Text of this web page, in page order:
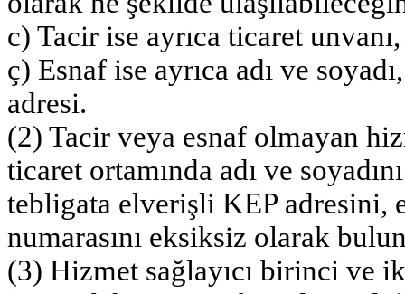
c) Tacir ise ayrıca ticaret
ç) Esnaf ise ayrıca adı ve
adresi.
(2) Tacir veya esnaf olmayan
ticaret ortamında adı ve
tebligata elverişli KEP adresini,
numarasını eksiksiz olarak
(3) Hizmet sağlayıcı birinci ve